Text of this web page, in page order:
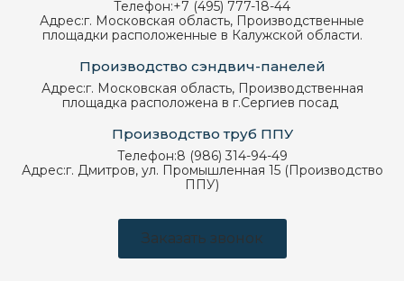
Телефон:+7 (495) 777-18-44
Адрес:г. Московская область, Производственные
площадки расположенные в Калужской области.
Производство сэндвич-панелей
Адрес:г. Московская область, Производственная
площадка расположена в г.Сергиев посад
Производство труб ППУ
Телефон:8 (986) 314-94-49
Адрес:г. Дмитров, ул. Промышленная 15 (Производство
ППУ)
Заказать звонок